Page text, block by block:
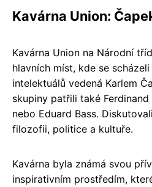
Kavárna Union:
Kavárna Union na Národní
hlavních míst, kde se
intelektuálů vedená Karlem
skupiny patřili také
nebo Eduard Bass.
filozofii, politice a kultuře.
Kavárna byla známá svou
inspirativním prostředím,